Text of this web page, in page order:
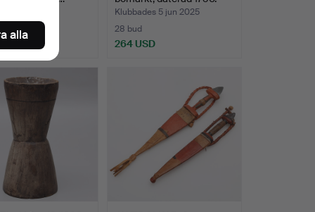
Klubbades 5 jun 2025
28 bud
264 USD
alla